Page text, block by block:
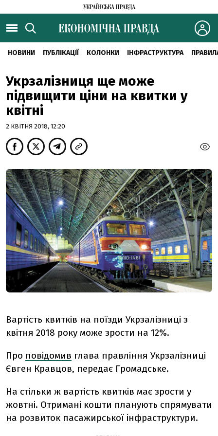
НОВИНИ ПУБЛІКАЦІЇ КОЛОНКИ ІНФРАСТРУКТУРА
Укрзалізниця ще може
підвищити ціни на квитки у
квітні
2 КВІТНЯ 2018, 12:20
Вартість квитків на поїзди Укрзалізниці з
квітня 2018 року може зрости на 12%.
Про повідомив глава правління Укрзалізниці
Євген Кравцов, передає Громадське.
На стільки ж вартість квитків має зрости у
жовтні. Отримані кошти планують спрямувати
на розвиток пасажирської інфраструктури.